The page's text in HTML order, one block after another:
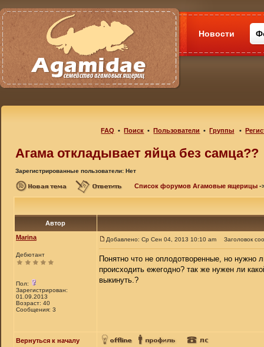
Новости
FAQ •Поиск •Пользователи •Группы •
Агама откладывает яйца без самца??
Зарегистрированные пользователи: Нет
Список форумов Агамовые ящерицы -
Автор
Marina
Дебютант
Пол:
Зарегистрирован:
01.09.2013
Возраст: 40
Сообщения: 3
Добавлено: Ср Сен 04, 2013 10:10 am Заголовок
Понятно что не оплодотворенные, но нужно
происходить ежегодно? так же нужен ли
выкинуть.?
Вернуться к началу